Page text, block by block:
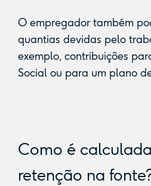
O empregador também
quantias devidas pelo
exemplo, contribuições
Social ou para um plano
Como é
retenção na